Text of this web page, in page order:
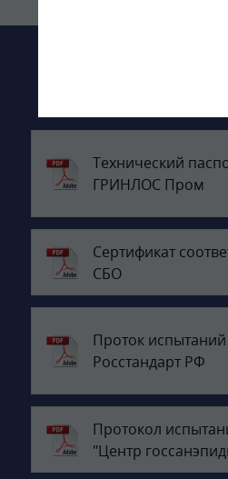
Технический
ГРИНЛОС Пром
Сертификат
СБО
Проток испытаний
Росстандарт РФ
Протокол
"Центр